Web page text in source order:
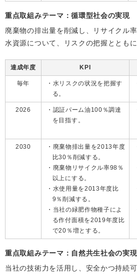
重点取組みテーマ：循環型社会の実現
廃棄物の排出量を削減し、リサイクル
水資源について、リスクの把握ととも
達成年度 KPI
毎年
水リスクの状況を把握す
る。
2026
認証パーム油100％調達
を目指す。
2030
廃棄物排出量を2013年度
比30％削減する。
廃棄物リサイクル率98％
以上にする。
水使用量を2013年度比
9％削減する。
当社の緑肥作物種子によ
る作付面積を2019年度比
で20％増とする。
重点取組みテーマ：自然共生社会の実
当社の技術力を活用し、安全かつ持続